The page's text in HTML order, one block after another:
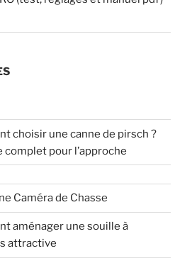
choisir une canne de pirsch ?
complet pour l’approche
Caméra de Chasse
aménager une souille à
attractive